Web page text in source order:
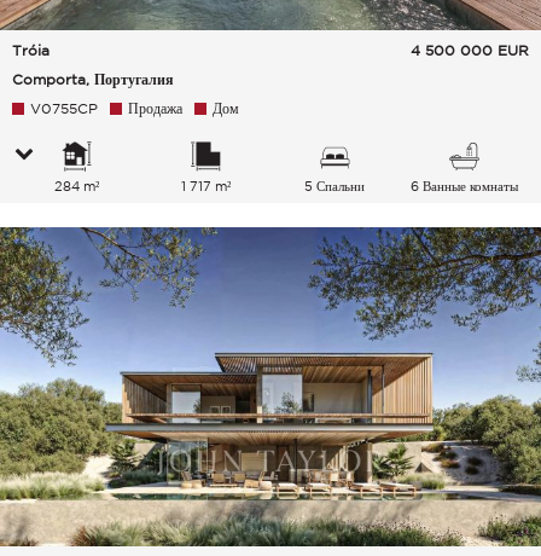
Tróia
Comporta, Португалия
4 500 000 EUR
V0755CP Продажа Дом
284 m² 1 717 m² 5 Спальни 6 Ванные комнаты